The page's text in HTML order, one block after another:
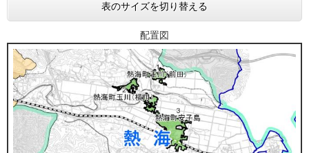
表のサイズを切り替える
配置図